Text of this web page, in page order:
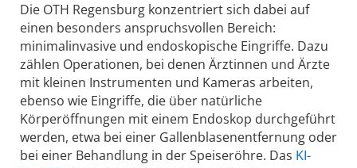
Die OTH Regensburg konzentriert sich dabei auf
einen besonders anspruchsvollen Bereich:
minimalinvasive und endoskopische Eingriffe. Dazu
zählen Operationen, bei denen Ärztinnen und Ärzte
mit kleinen Instrumenten und Kameras arbeiten,
ebenso wie Eingriffe, die über natürliche
Körperöffnungen mit einem Endoskop durchgeführt
werden, etwa bei einer Gallenblasenentfernung oder
bei einer Behandlung in der Speiseröhre. Das KI-